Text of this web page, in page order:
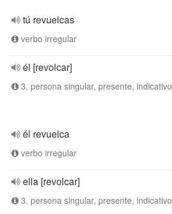
tú revuelcas
verbo irregular
él [revolcar]
3. persona singular, presente, indicativo
él revuelca
verbo irregular
ella [revolcar]
3. persona singular, presente, indicativo